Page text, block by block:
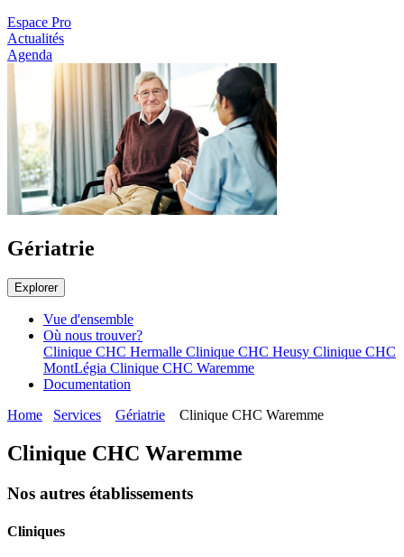
Espace Pro
Actualités
Agenda
Gériatrie
Explorer
Vue d'ensemble
Où nous trouver?
Clinique CHC Hermalle Clinique CHC Heusy Clinique CHC
MontLégia Clinique CHC Waremme
Documentation
Home
Services Gériatrie Clinique CHC Waremme
Clinique CHC Waremme
Nos autres établissements
Cliniques